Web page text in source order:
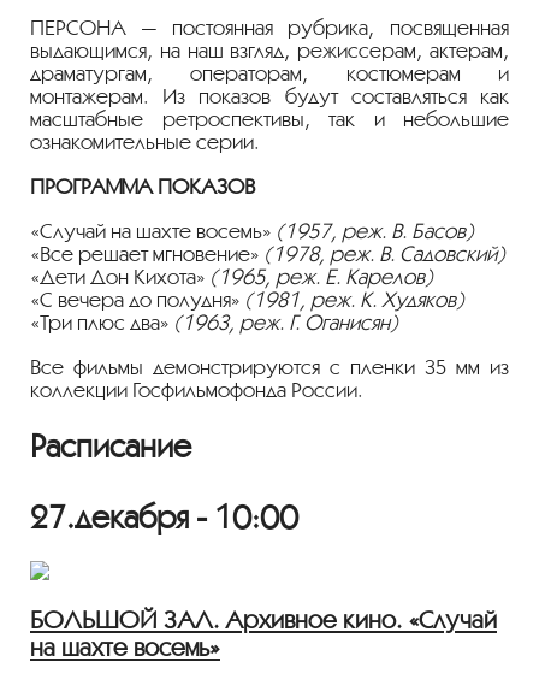
ПЕРСОНА — постоянная рубрика, посвященная
выдающимся, на наш взгляд, режиссерам, актерам,
драматургам, операторам, костюмерам и
монтажерам. Из показов будут составляться как
масштабные ретроспективы, так и небольшие
ознакомительные серии.
ПРОГРАММА ПОКАЗОВ
«Случай на шахте восемь» (1957, реж. В. Басов)
«Все решает мгновение» (1978, реж. В. Садовский)
«Дети Дон Кихота» (1965, реж. Е. Карелов)
«С вечера до полудня» (1981, реж. К. Худяков)
«Три плюс два» (1963, реж. Г. Оганисян)
Все фильмы демонстрируются с пленки 35 мм из
коллекции Госфильмофонда России.
Расписание
27.декабря - 10:00
БОЛЬШОЙ ЗАЛ. Архивное кино. «Случай
на шахте восемь»